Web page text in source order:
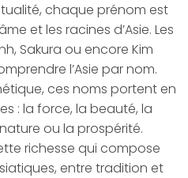
chaque prénom est
et les racines d’Asie. Les
Sakura ou encore Kim
l’Asie par nom.
ces noms portent en
: la force, la beauté, la
ou la prospérité.
richesse qui compose
entre tradition et